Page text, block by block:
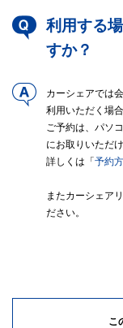
利用する
すか？
カーシェアでは
利用いただく場
ご予約は、パソ
にお取りいただけ
詳しくは「 予約
またカーシェア
ださい。
こ